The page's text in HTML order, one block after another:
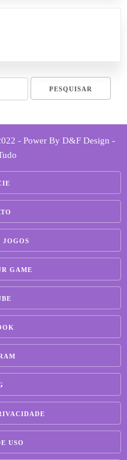
- Power By D&F Design -
JOGOS
GAME
USO